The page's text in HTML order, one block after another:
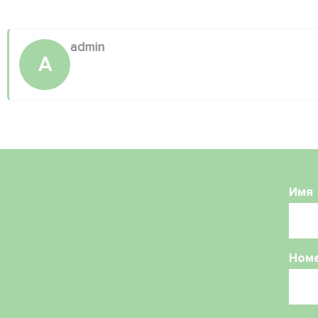
A
admin
Имя